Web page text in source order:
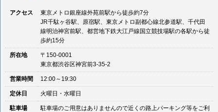
アクセス
東京メトロ銀座線外苑前駅から徒歩約7分
JR千駄ヶ谷駅、原宿駅、東京メトロ副都心線北参道駅、千代田
線明治神宮前駅、都営地下鉄大江戸線国立競技場駅の各駅から徒
歩約15分
所在地
〒150-0001
東京都渋谷区神宮前3-35-2
営業時間 12:00～19:30
定休日 火曜日・水曜日
駐車場
駐車場のご用意はありませんので近くの路上パーキング等をご利